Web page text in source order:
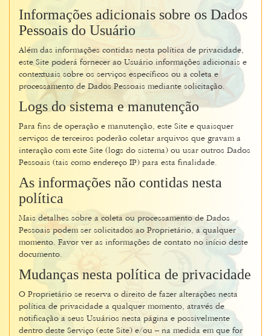
Informações adicionais sobre os Dados
Pessoais do Usuário
Além das informações contidas nesta política de privacidade,
este Site poderá fornecer ao Usuário informações adicionais e
contextuais sobre os serviços específicos ou a coleta e
processamento de Dados Pessoais mediante solicitação.
Logs do sistema e manutenção
Para fins de operação e manutenção, este Site e quaisquer
serviços de terceiros poderão coletar arquivos que gravam a
interação com este Site (logs do sistema) ou usar outros Dados
Pessoais (tais como endereço IP) para esta finalidade.
As informações não contidas nesta
política
Mais detalhes sobre a coleta ou processamento de Dados
Pessoais podem ser solicitados ao Proprietário, a qualquer
momento. Favor ver as informações de contato no início deste
documento.
Mudanças nesta política de privacidade
O Proprietário se reserva o direito de fazer alterações nesta
política de privacidade a qualquer momento, através de
notificação a seus Usuários nesta página e possivelmente
dentro deste Serviço (este Site) e/ou – na medida em que for